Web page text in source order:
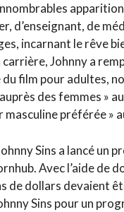
d’enseignant, de
incarnant le rêve
carrière, Johnny a
du film pour adultes,
des femmes »
masculine préférée »
Sins a lancé un
Avec l’aide de
de dollars devaient
Sins pour un